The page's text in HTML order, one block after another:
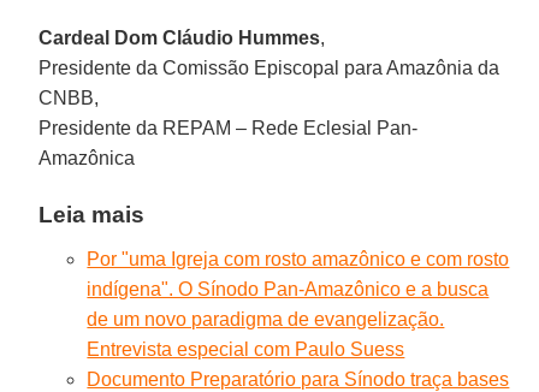
Cardeal Dom Cláudio Hummes,
Presidente da Comissão Episcopal para Amazônia da
CNBB,
Presidente da REPAM – Rede Eclesial Pan-
Amazônica
Leia mais
Por "uma Igreja com rosto amazônico e com rosto
indígena". O Sínodo Pan-Amazônico e a busca
de um novo paradigma de evangelização.
Entrevista especial com Paulo Suess
Documento Preparatório para Sínodo traça bases